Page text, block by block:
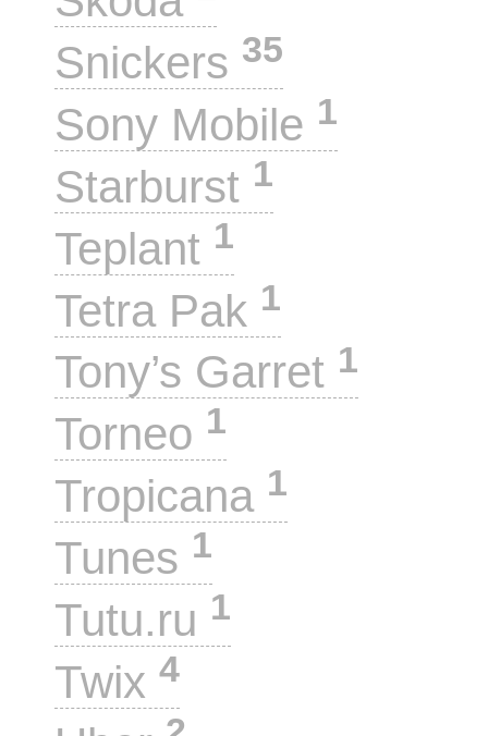
Snickers 35
Sony Mobile 1
Starburst 1
Teplant 1
Tetra Pak 1
Tony’s Garret 1
Torneo 1
Tropicana 1
Tunes 1
Tutu.ru 1
Twix 4